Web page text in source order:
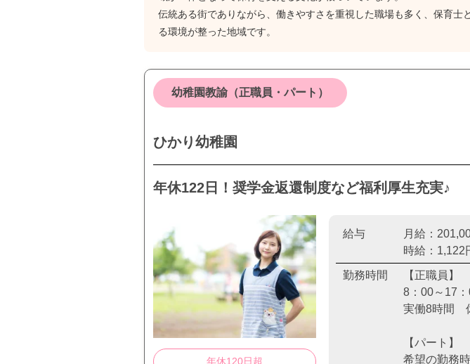
伝統ある街でありながら、働きやすさを重視した職場も多く、保育士
る環境が整った地域です。
幼稚園教諭（正職員・パート）
ひかり幼稚園
年休122日！奨学金返還制度など福利厚生充実♪
年休120日超
給与
月給：
時給：1,122
勤務時間
【正職員】
8：00～17
実働8時間
【パート】
希望の勤務